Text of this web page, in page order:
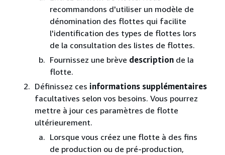
recommandons d'utiliser un modèle de
dénomination des flottes qui facilite
l'identification des types de flottes lors
de la consultation des listes de flottes.
Fournissez une brève descriptionde la
flotte.
Définissez ces informations supplémentaires
facultatives selon vos besoins. Vous pourrez
mettre à jour ces paramètres de flotte
ultérieurement.
Lorsque vous créez une flotte à des fins
de production ou de pré-production,